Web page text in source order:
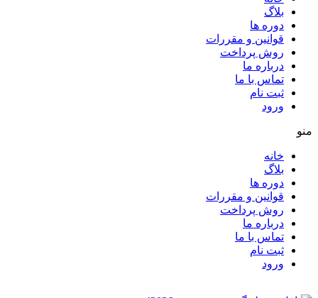
بلاگ
دوره ها
قوانین و مقررات
روش پرداخت
درباره ما
تماس با ما
ثبت نام
ورود
منو
خانه
بلاگ
دوره ها
قوانین و مقررات
روش پرداخت
درباره ما
تماس با ما
ثبت نام
ورود